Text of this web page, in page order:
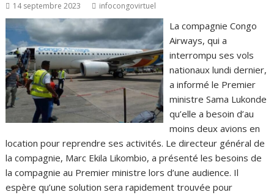
14 septembre 2023 infocongovirtuel
La compagnie Congo
Airways, qui a
interrompu ses vols
nationaux lundi dernier,
a informé le Premier
ministre Sama Lukonde
qu’elle a besoin d’au
moins deux avions en
location pour reprendre ses activités. Le directeur général de
la compagnie, Marc Ekila Likombio, a présenté les besoins de
la compagnie au Premier ministre lors d’une audience. Il
espère qu’une solution sera rapidement trouvée pour